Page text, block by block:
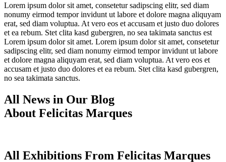
Lorem ipsum dolor sit amet, consetetur sadipscing elitr, sed diam
nonumy eirmod tempor invidunt ut labore et dolore magna aliquyam
erat, sed diam voluptua. At vero eos et accusam et justo duo dolores
et ea rebum. Stet clita kasd gubergren, no sea takimata sanctus est
Lorem ipsum dolor sit amet. Lorem ipsum dolor sit amet, consetetur
sadipscing elitr, sed diam nonumy eirmod tempor invidunt ut labore
et dolore magna aliquyam erat, sed diam voluptua. At vero eos et
accusam et justo duo dolores et ea rebum. Stet clita kasd gubergren,
no sea takimata sanctus.
All News in Our Blog
About Felicitas Marques
All Exhibitions From Felicitas Marques